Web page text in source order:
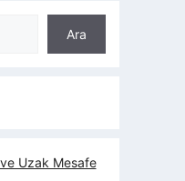
Ara
Uzak Mesafe